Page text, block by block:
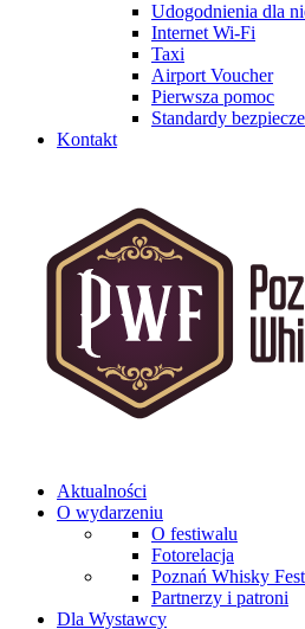
Udogodnienia dla
Internet Wi-Fi
Taxi
Airport Voucher
Pierwsza pomoc
Standardy
Kontakt
Aktualności
O wydarzeniu
O festiwalu
Fotorelacja
Poznań Whisky
Partnerzy i patroni
Dla Wystawcy